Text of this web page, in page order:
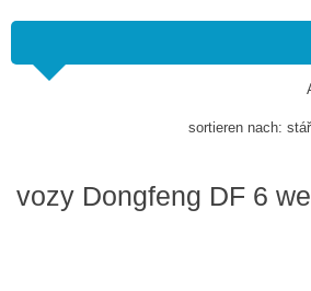
sortieren nach:
vozy Dongfeng DF 6